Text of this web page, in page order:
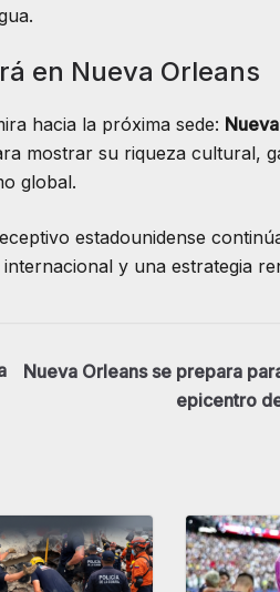
en Nueva Orleans
hacia la próxima sede:
mostrar su riqueza cultural,
global.
estadounidense
y una estrategia
Nueva Orleans se prepara
epicentro